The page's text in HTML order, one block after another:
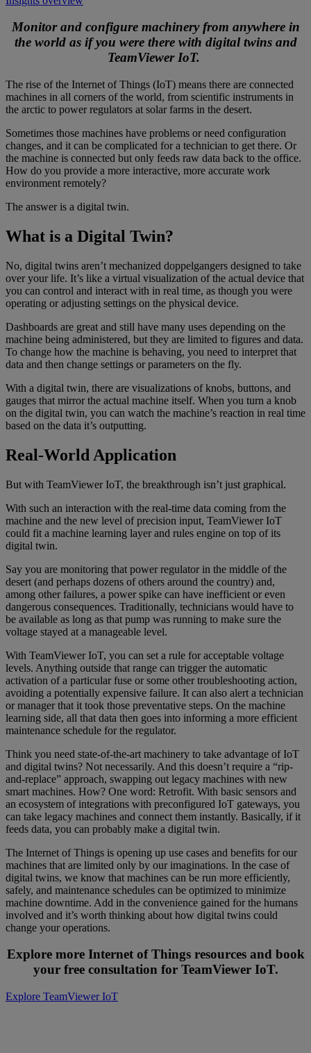
Monitor and configure machinery from anywhere in
the world as if you were there with digital twins and
TeamViewer IoT.
The rise of the Internet of Things (IoT) means there are connected
machines in all corners of the world, from scientific instruments in
the arctic to power regulators at solar farms in the desert.
Sometimes those machines have problems or need configuration
changes, and it can be complicated for a technician to get there. Or
the machine is connected but only feeds raw data back to the office.
How do you provide a more interactive, more accurate work
environment remotely?
The answer is a digital twin.
What is a Digital Twin?
No, digital twins aren’t mechanized doppelgangers designed to take
over your life. It’s like a virtual visualization of the actual device that
you can control and interact with in real time, as though you were
operating or adjusting settings on the physical device.
Dashboards are great and still have many uses depending on the
machine being administered, but they are limited to figures and data.
To change how the machine is behaving, you need to interpret that
data and then change settings or parameters on the fly.
With a digital twin, there are visualizations of knobs, buttons, and
gauges that mirror the actual machine itself. When you turn a knob
on the digital twin, you can watch the machine’s reaction in real time
based on the data it’s outputting.
Real-World Application
But with TeamViewer IoT, the breakthrough isn’t just graphical.
With such an interaction with the real-time data coming from the
machine and the new level of precision input, TeamViewer IoT
could fit a machine learning layer and rules engine on top of its
digital twin.
Say you are monitoring that power regulator in the middle of the
desert (and perhaps dozens of others around the country) and,
among other failures, a power spike can have inefficient or even
dangerous consequences. Traditionally, technicians would have to
be available as long as that pump was running to make sure the
voltage stayed at a manageable level.
With TeamViewer IoT, you can set a rule for acceptable voltage
levels. Anything outside that range can trigger the automatic
activation of a particular fuse or some other troubleshooting action,
avoiding a potentially expensive failure. It can also alert a technician
or manager that it took those preventative steps. On the machine
learning side, all that data then goes into informing a more efficient
maintenance schedule for the regulator.
Think you need state-of-the-art machinery to take advantage of IoT
and digital twins? Not necessarily. And this doesn’t require a “rip-
and-replace” approach, swapping out legacy machines with new
smart machines. How? One word: Retrofit. With basic sensors and
an ecosystem of integrations with preconfigured IoT gateways, you
can take legacy machines and connect them instantly. Basically, if it
feeds data, you can probably make a digital twin.
The Internet of Things is opening up use cases and benefits for our
machines that are limited only by our imaginations. In the case of
digital twins, we know that machines can be run more efficiently,
safely, and maintenance schedules can be optimized to minimize
machine downtime. Add in the convenience gained for the humans
involved and it’s worth thinking about how digital twins could
change your operations.
Explore more Internet of Things resources and book
your free consultation for TeamViewer IoT.
Explore TeamViewer IoT